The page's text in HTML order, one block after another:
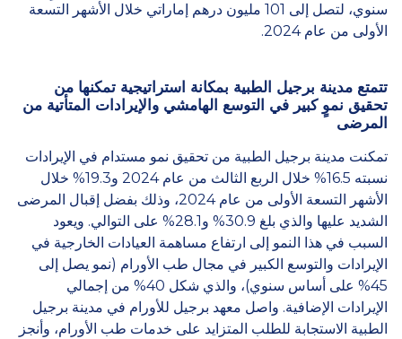
سنوي، لتصل إلى 101 مليون درهم إماراتي خلال الأشهر التسعة
الأولى من عام 2024.
تتمتع مدينة برجيل الطبية بمكانة استراتيجية تمكنها من
تحقيق نموٍ كبير في التوسع الهامشي والإيرادات المتأتية من
المرضى
تمكنت مدينة برجيل الطبية من تحقيق نمو مستدام في الإيرادات
نسبته 16.5% خلال الربع الثالث من عام 2024 و19.3% خلال
الأشهر التسعة الأولى من عام 2024، وذلك بفضل إقبال المرضى
الشديد عليها والذي بلغ 30.9% و28.1% على التوالي. ويعود
السبب في هذا النمو إلى ارتفاع مساهمة العيادات الخارجية في
الإيرادات والتوسع الكبير في مجال طب الأورام (نمو يصل إلى
45% على أساس سنوي)، والذي شكل 40% من إجمالي
الإيرادات الإضافية. واصل معهد برجيل للأورام في مدينة برجيل
الطبية الاستجابة للطلب المتزايد على خدمات طب الأورام، وأنجز